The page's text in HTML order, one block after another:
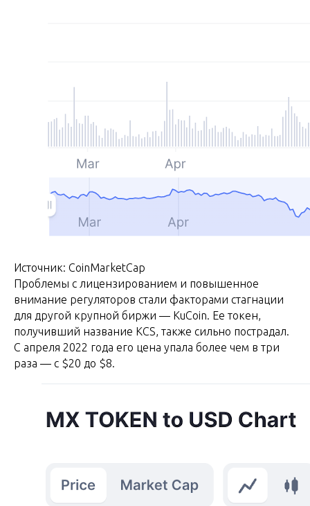
Источник: CoinMarketCap
Проблемы с лицензированием и повышенное
внимание регуляторов стали факторами стагнации
для другой крупной биржи — KuCoin. Ее токен,
получивший название KCS, также сильно пострадал.
С апреля 2022 года его цена упала более чем в три
раза — с $20 до $8.